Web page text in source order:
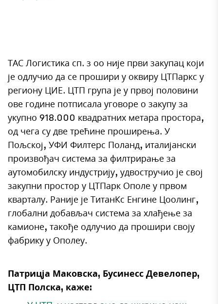
ТАС Логистика сп. з оо није први закупац који
је одлучио да се прошири у оквиру ЦТПаркс у
региону ЦИЕ. ЦТП група је у првој половини
ове године потписала уговоре о закупу за
укупно 918.000 квадратних метара простора,
од чега су две трећине проширења. У
Пољској, УФИ Филтерс Поланд, италијански
произвођач система за филтрирање за
аутомобилску индустрију, удвостручио је свој
закупни простор у ЦТПарк Ополе у првом
кварталу. Раније је ТитанКс Енгине Цоолинг,
глобални добављач система за хлађење за
камионе, такође одлучио да прошири своју
фабрику у Ополеу.
Патрицја Маковска, Бусинесс Девелопер,
ЦТП Полска, каже: